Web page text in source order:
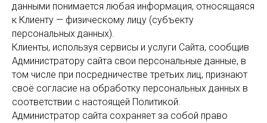
данными понимается любая информация, относящаяся
к Клиенту — физическому лицу (субъекту
персональных данных).
Клиенты, используя сервисы и услуги Сайта, сообщив
Администратору сайта свои персональные данные, в
том числе при посредничестве третьих лиц, признают
своё согласие на обработку персональных данных в
соответствии с настоящей Политикой.
Администратор сайта сохраняет за собой право